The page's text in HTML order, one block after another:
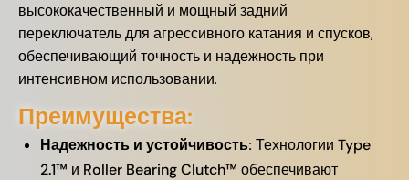
высококачественный и мощный задний
переключатель для агрессивного катания и спусков,
обеспечивающий точность и надежность при
интенсивном использовании.
Преимущества:
Надежность и устойчивость: Технологии Type
2.1™ и Roller Bearing Clutch™ обеспечивают